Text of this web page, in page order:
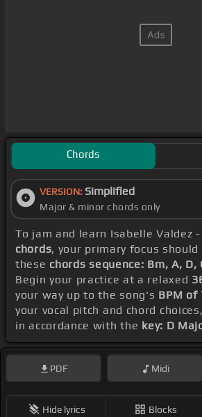
Chords
VERSION: Simplified
Major & minor chords only
To jam and learn Isabelle Valdez -
chords, your primary focus
these chords sequence: Bm, A, D,
Begin your practice at a relaxed
your way up to the song's BPM of
your vocal pitch and chord
in accordance with the key: D
PDF Midi
Hide lyrics Blocks